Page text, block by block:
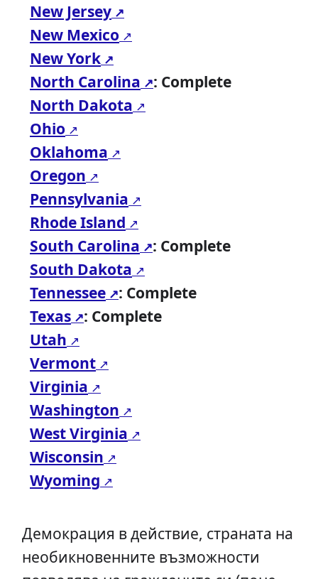
New Jersey
New Mexico
New York
North Carolina
: Complete
North Dakota
Ohio
Oklahoma
Oregon
Pennsylvania
Rhode Island
South Carolina
: Complete
South Dakota
Tennessee
: Complete
Texas
: Complete
Utah
Vermont
Virginia
Washington
West Virginia
Wisconsin
Wyoming
Демокрация в действие, страната на
необикновенните възможности